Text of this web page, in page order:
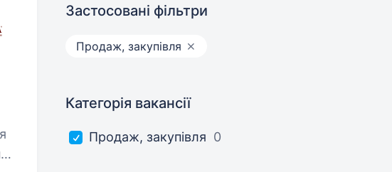
Застосовані фільтри
Продаж, закупівля
Категорія вакансії
Продаж, закупівля 0